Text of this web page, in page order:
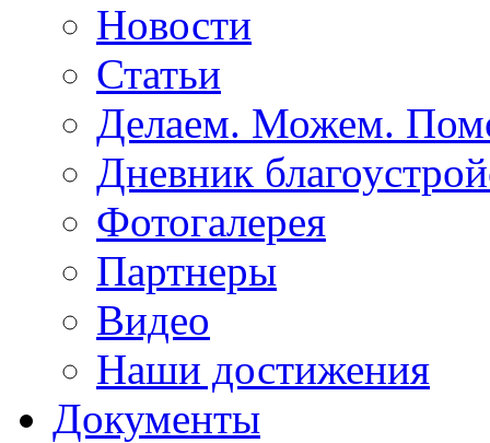
Новости
Статьи
Делаем. Можем.
Дневник
Фотогалерея
Партнеры
Видео
Наши достижения
Документы